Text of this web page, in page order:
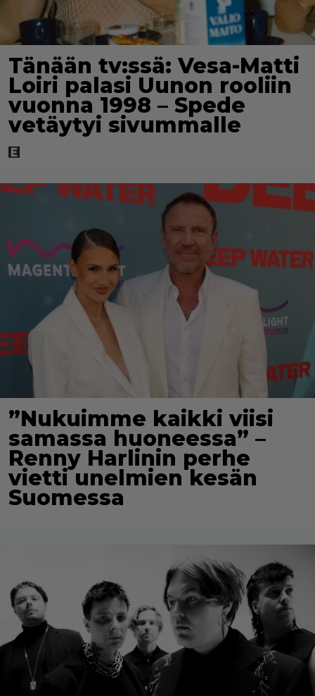
Tänään tv:ssä: Vesa-Matti
Loiri palasi Uunon rooliin
vuonna 1998 – Spede
vetäytyi sivummalle
”Nukuimme kaikki viisi
samassa huoneessa” –
Renny Harlinin perhe
vietti unelmien kesän
Suomessa